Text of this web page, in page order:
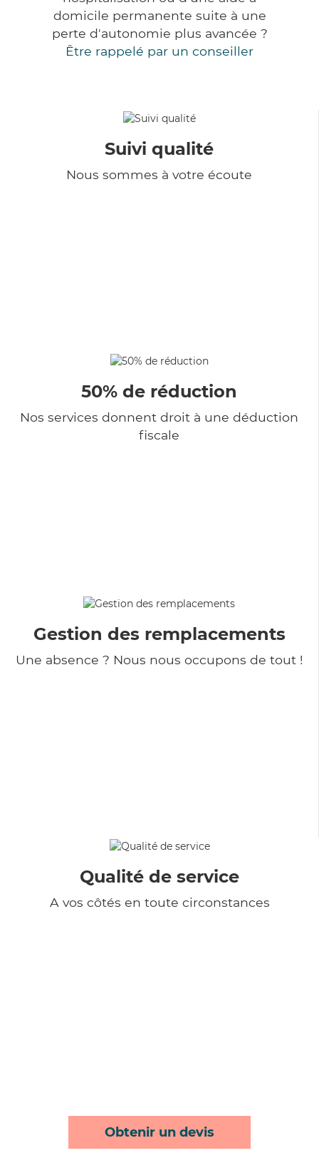
domicile permanente suite à une
perte d'autonomie plus avancée ?
Être rappelé par un conseiller
Suivi qualité
Nous sommes à votre écoute
50% de réduction
Nos services donnent droit à une déduction
fiscale
Gestion des remplacements
Une absence ? Nous nous occupons de tout !
Qualité de service
A vos côtés en toute circonstances
Obtenir un devis